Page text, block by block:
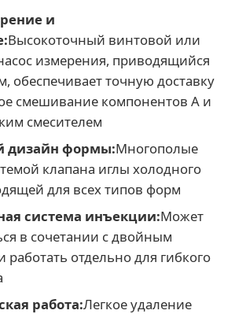
и
Высокоточный винтовой или
измерения, приводящийся
обеспечивает точную доставку
смешивание компонентов А и
смесителем
дизайн формы:Многополые
клапана иглы холодного
для всех типов форм
система инъекции:Может
в сочетании с двойным
отдельно для гибкого
работа:Легкое удаление